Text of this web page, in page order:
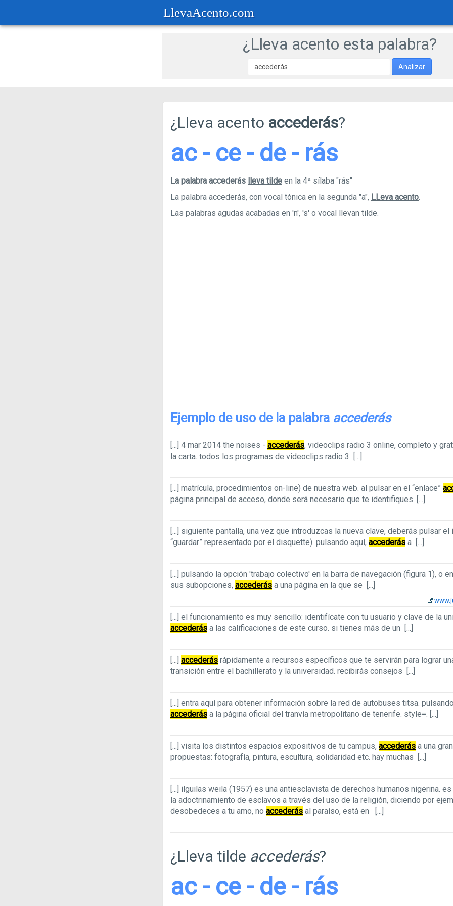
LlevaAcento.com
¿Lleva acento esta palabra?
Analizar
¿Lleva acento accederás?
ac - ce - de - rás
La palabra accederás lleva tilde en la 4ª sílaba "rás"
La palabra accederás, con vocal tónica en la segunda "a", LLeva acento.
Las palabras agudas acabadas en 'n', 's' o vocal llevan tilde.
Ejemplo de uso de la palabra accederás
[...] 4 mar 2014 the noises - accederás, videoclips radio 3 online, completo y
la carta. todos los programas de videoclips radio 3
[...]
[...] matrícula, procedimientos on-line) de nuestra web. al pulsar en el “enlace”
página principal de acceso, donde será necesario que te identifiques. [...]
[...] siguiente pantalla, una vez que introduzcas la nueva clave, deberás pulsar el
“guardar” representado por el disquette). pulsando aquí, accederás a [...]
[...] pulsando la opción 'trabajo colectivo' en la barra de navegación (figura 1), o
sus subopciones, accederás a una página en la que se [...]
[...] el funcionamiento es muy sencillo: identifícate con tu usuario y clave de la
accederás a las calificaciones de este curso. si tienes más de un [...]
[...] accederás rápidamente a recursos específicos que te servirán para lograr
transición entre el bachillerato y la universidad. recibirás consejos [...]
[...] entra aquí para obtener información sobre la red de autobuses titsa.
accederás a la página oficial del tranvía metropolitano de tenerife. style=. [...]
[...] visita los distintos espacios expositivos de tu campus, accederás a una
propuestas: fotografía, pintura, escultura, solidaridad etc. hay muchas [...]
[...] ilguilas weila (1957) es una antiesclavista de derechos humanos nigerina.
la adoctrinamiento de esclavos a través del uso de la religión, diciendo por
desobedeces a tu amo, no accederás al paraíso, está en [...]
¿Lleva tilde accederás?
ac - ce - de - rás